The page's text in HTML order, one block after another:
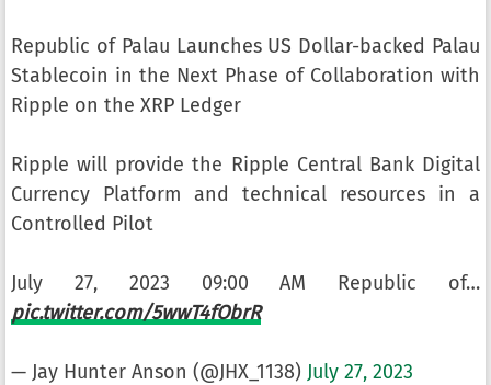
Republic of Palau Launches US Dollar-backed Palau
Stablecoin in the Next Phase of Collaboration with
Ripple on the XRP Ledger
Ripple will provide the Ripple Central Bank Digital
Currency Platform and technical resources in a
Controlled Pilot
July 27, 2023 09:00 AM Republic of…
pic.twitter.com/5wwT4fObrR
— Jay Hunter Anson (@JHX_1138) July 27, 2023